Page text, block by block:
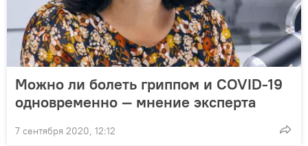
Можно ли болеть гриппом и COVID-19
одновременно — мнение эксперта
7 сентября 2020, 12:12